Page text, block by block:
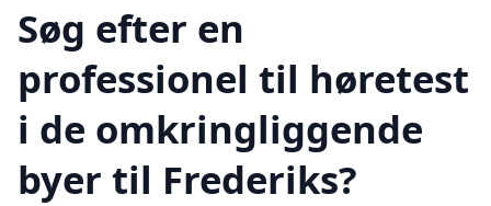
Søg efter en
professionel til høretest
i de omkringliggende
byer til Frederiks?